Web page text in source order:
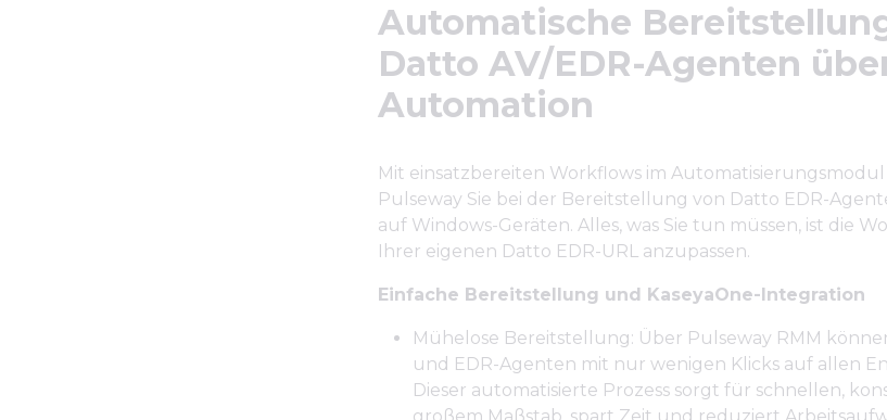
Automatische
Datto AV/EDR-Agenten
Automation
Mit einsatzbereiten Workflows im
Pulseway Sie bei der Bereitstellung von Datto EDR-
auf Windows-Geräten. Alles, was Sie tun müssen, ist die
Ihrer eigenen Datto EDR-URL anzupassen.
Einfache Bereitstellung und KaseyaOne-Integration
Mühelose Bereitstellung: Über Pulseway RMM
und EDR-Agenten mit nur wenigen Klicks auf allen
Dieser automatisierte Prozess sorgt für schnellen,